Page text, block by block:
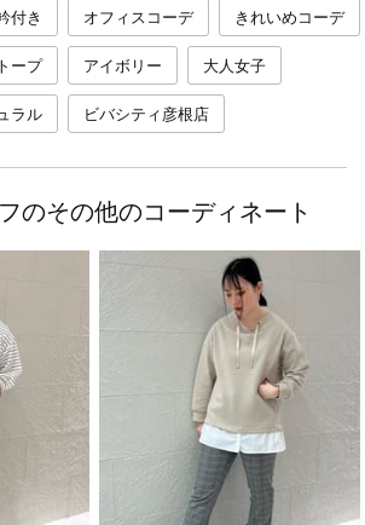
付き オフィスコーデ きれいめコーデ
トープ アイボリー 大人女子
ラル ビバシティ彦根店
のその他のコーディネート